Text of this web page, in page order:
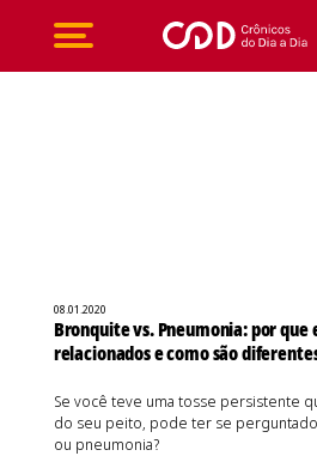
08.01.2020
Bronquite vs. Pneumonia: por que
relacionados e como são
Se você teve uma tosse persistente
do seu peito, pode ter se
ou pneumonia?